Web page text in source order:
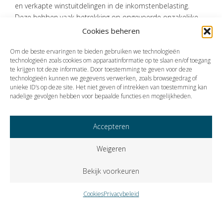
Cookies beheren
Om de beste ervaringen te bieden gebruiken we technologieën
technologieën zoals cookies om apparaatinformatie op te slaan en/of toegang
te krijgen tot deze informatie. Door toestemming te geven voor deze
technologieën kunnen we gegevens verwerken, zoals browsegedrag of
unieke ID’s op deze site. Het niet geven of intrekken van toestemming kan
nadelige gevolgen hebben voor bepaalde functies en mogelijkheden.
Accepteren
Weigeren
Bekijk voorkeuren
CookiesPrivacybeleid
en verkapte winstuitdelingen in de inkomstenbelasting.
Deze hebben vaak betrekking op opgevoerde onzakelijke
Vorige Volgende